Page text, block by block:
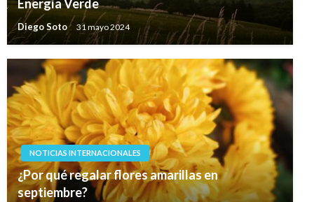
Energía Verde
Diego Soto 31 mayo 2024
NOTICIAS INTERNACIONALES
¿Por qué regalar flores amarillas en
septiembre?